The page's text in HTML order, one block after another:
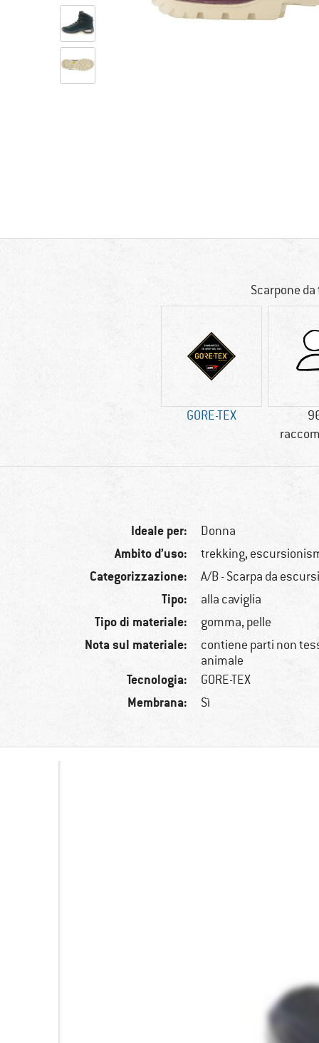
Scarpone
GORE-TEX
Ideale per: Donna
Ambito d’uso: trekking,
Categorizzazione: A/B - Scarpa da
Tipo: alla caviglia
Tipo di materiale: gomma, pelle
Nota sul materiale:
contiene parti non
animale
Tecnologia: GORE-TEX
Membrana: Sì